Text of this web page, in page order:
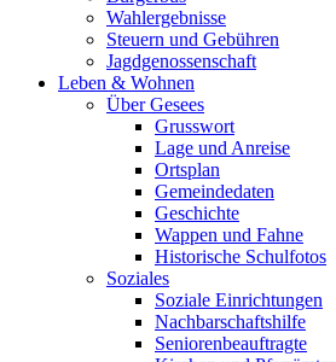
Wahlergebnisse
Steuern und Gebühren
Jagdgenossenschaft
Leben & Wohnen
Über Gesees
Grusswort
Lage und Anreise
Ortsplan
Gemeindedaten
Geschichte
Wappen und Fahne
Historische Schulfotos
Soziales
Soziale Einrichtungen
Nachbarschaftshilfe
Seniorenbeauftragte